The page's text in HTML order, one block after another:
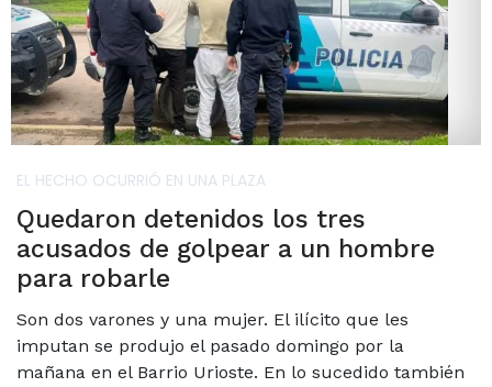
EL HECHO OCURRIÓ EN UNA PLAZA
Quedaron detenidos los tres
acusados de golpear a un hombre
para robarle
Son dos varones y una mujer. El ilícito que les
imputan se produjo el pasado domingo por la
mañana en el Barrio Urioste. En lo sucedido también